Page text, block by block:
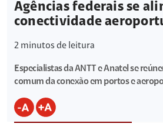
Agências federais se
conectividade
2 minutos de leitura
Especialistas da ANTT e Anatel se
comum da conexão em portos e